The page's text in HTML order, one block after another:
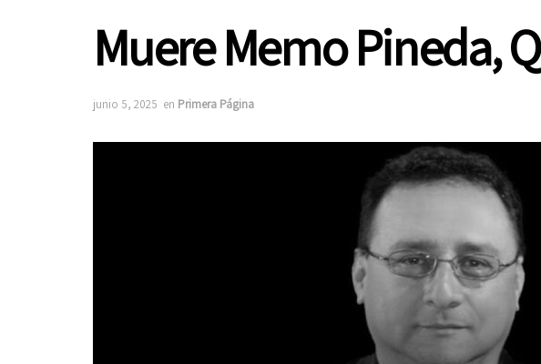
Muere Memo Pineda,
junio 5, 2025 en Primera Página